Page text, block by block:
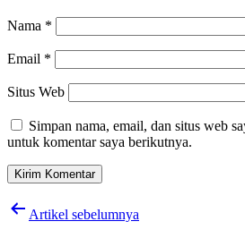
Nama *
Email *
Situs Web
Simpan nama, email, dan situs web
untuk komentar saya berikutnya.
Navigasi
Artikel sebelumnya